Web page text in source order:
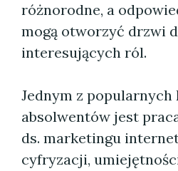
różnorodne, a
mogą otworzyć drzwi
interesujących ról.
Jednym z
absolwentów jest
ds. marketingu
cyfryzacji,